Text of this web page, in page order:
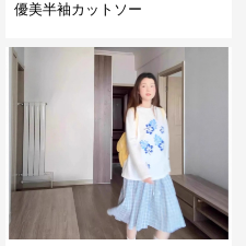
優美半袖カットソー